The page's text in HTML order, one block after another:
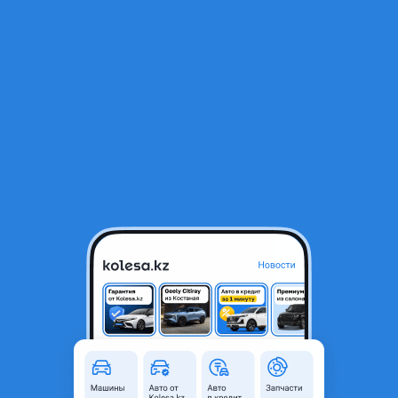
Шестерня распредвала
Алматы, Алматинская